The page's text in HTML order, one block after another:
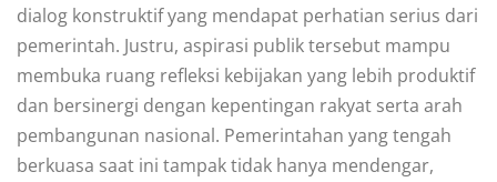
dialog konstruktif yang mendapat perhatian serius dari
pemerintah. Justru, aspirasi publik tersebut mampu
membuka ruang refleksi kebijakan yang lebih produktif
dan bersinergi dengan kepentingan rakyat serta arah
pembangunan nasional. Pemerintahan yang tengah
berkuasa saat ini tampak tidak hanya mendengar,